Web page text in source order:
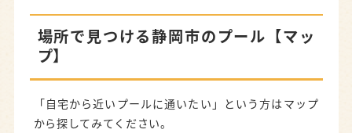
場所で見つける静岡市のプール【マッ
プ】
「自宅から近いプールに通いたい」という方はマップ
から探してみてください。